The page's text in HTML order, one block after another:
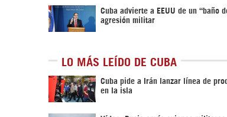
Cuba advierte a EEUU de un “baño
agresión militar
LO MÁS LEÍDO DE CUBA
Cuba pide a Irán lanzar línea de
en la isla